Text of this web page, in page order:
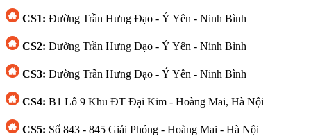
CS1: Đường Trần Hưng Đạo - Ý Yên - Ninh Bình
CS2: Đường Trần Hưng Đạo - Ý Yên - Ninh Bình
CS3: Đường Trần Hưng Đạo - Ý Yên - Ninh Bình
CS4: B1 Lô 9 Khu ĐT Đại Kim - Hoàng Mai, Hà Nội
CS5: Số 843 - 845 Giải Phóng - Hoàng Mai - Hà Nội